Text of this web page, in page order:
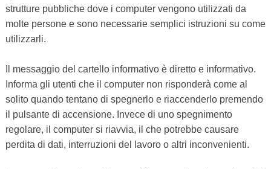
strutture pubbliche dove i computer vengono utilizzati da
molte persone e sono necessarie semplici istruzioni su come
utilizzarli.
Il messaggio del cartello informativo è diretto e informativo.
Informa gli utenti che il computer non risponderà come al
solito quando tentano di spegnerlo e riaccenderlo premendo
il pulsante di accensione. Invece di uno spegnimento
regolare, il computer si riavvia, il che potrebbe causare
perdita di dati, interruzioni del lavoro o altri inconvenienti.